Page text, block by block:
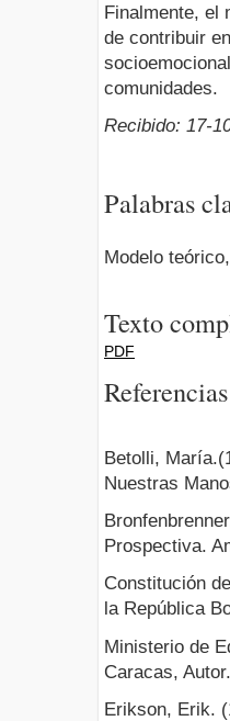
Finalmente, el
de contribuir
comunidades.
Recibido: 17-
Palabras
Modelo
Texto
PDF
Referencias
Betolli,
Nuestras
Prospectiva.
Constitución
la República
Ministerio de
Caracas, Autor.
Erikson, Erik.